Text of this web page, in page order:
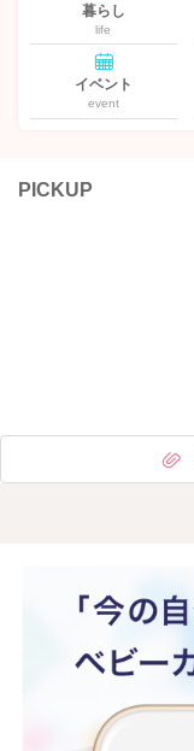
暮らし
life
イベント
event
PICKUP